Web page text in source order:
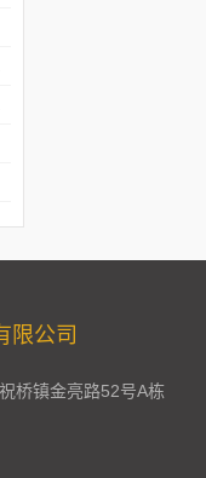
限公司
镇金亮路52号A栋